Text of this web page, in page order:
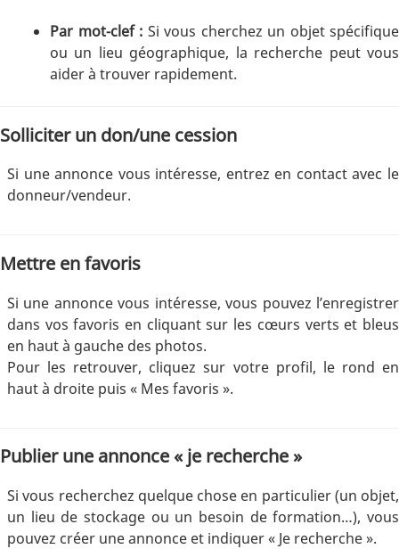
Par mot-clef : Si vous cherchez un objet spécifique
ou un lieu géographique, la recherche peut vous
aider à trouver rapidement.
Solliciter un don/une cession
Si une annonce vous intéresse, entrez en contact avec le
donneur/vendeur.
Mettre en favoris
Si une annonce vous intéresse, vous pouvez l’enregistrer
dans vos favoris en cliquant sur les cœurs verts et bleus
en haut à gauche des photos.
Pour les retrouver, cliquez sur votre profil, le rond en
haut à droite puis « Mes favoris ».
Publier une annonce « je recherche »
Si vous recherchez quelque chose en particulier (un objet,
un lieu de stockage ou un besoin de formation…), vous
pouvez créer une annonce et indiquer « Je recherche ».